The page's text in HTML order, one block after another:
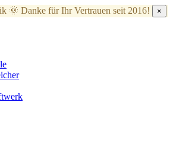
🌞 Danke für Ihr Vertrauen seit 2016! ×